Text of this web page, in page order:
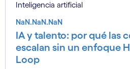
Inteligencia artificial
NaN.NaN.NaN
IA y talento: por qué las
escalan sin un enfoque
Loop